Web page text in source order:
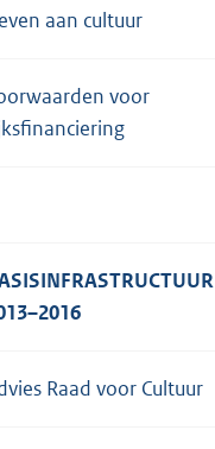
aan cultuur
voor
Raad voor Cultuur